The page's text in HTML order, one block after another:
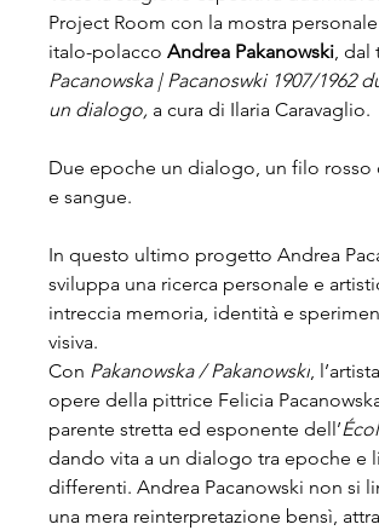
Project Room con la mostra
italo-polacco Andrea Pakanowski, dal
Pacanowska | Pacanoswki 1907/1962
un dialogo, a cura di Ilaria Caravaglio.
Due epoche un dialogo, un filo rosso
e sangue.
In questo ultimo progetto Andrea
sviluppa una ricerca personale e
intreccia memoria, identità e
visiva.
Con Pakanowska / Pakanowski,
opere della pittrice Felicia
parente stretta ed esponente dell’
dando vita a un dialogo tra epoche e
differenti. Andrea Pacanowski non si
una mera reinterpretazione bensì,